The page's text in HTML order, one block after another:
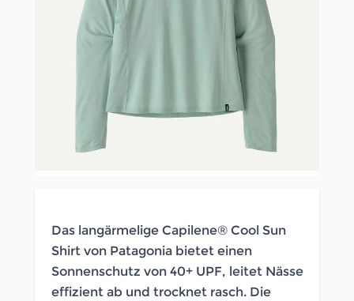
Das langärmelige Capilene® Cool Sun
Shirt von Patagonia bietet einen
Sonnenschutz von 40+ UPF, leitet Nässe
effizient ab und trocknet rasch. Die